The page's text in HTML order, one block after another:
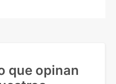
que opinan